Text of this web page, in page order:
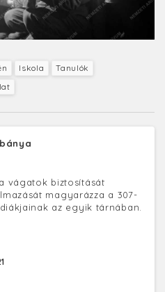
Iskola
Tanulók
vágatok biztosítását
magyarázza a 307-
az egyik tárnában.